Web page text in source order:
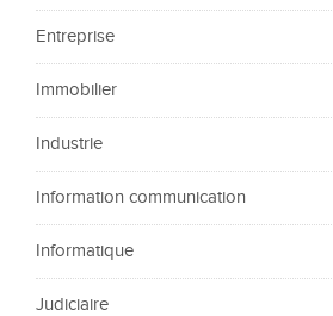
Entreprise
Immobilier
Industrie
Information communication
Informatique
Judiciaire